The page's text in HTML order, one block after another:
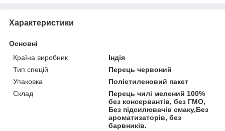
Характеристики
Основні
Країна виробник
Індія
Тип спецій
Перець червоний
Упаковка
Поліетиленовий пакет
Склад
Перець чилі мелений 100%
без консервантів, без ГМО,
Без підсилювачів смаку,Без
ароматизаторів, без
барвників.